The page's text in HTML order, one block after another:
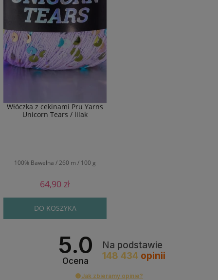
Włóczka z cekinami Pru Yarns
Unicorn Tears / lilak
100% Bawełna / 260 m / 100 g
64,90 zł
DO KOSZYKA
5.0
Ocena
Na podstawie
148 434opinii
Jak zbieramy opinie?